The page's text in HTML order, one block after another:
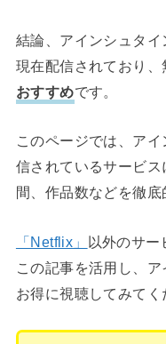
結論、アインシュタ
現在配信されており、
おすすめです。
このページでは、ア
信されているサービ
間、作品数などを徹底
「Netflix」 以外のサー
この記事を活用し、
お得に視聴してみてく